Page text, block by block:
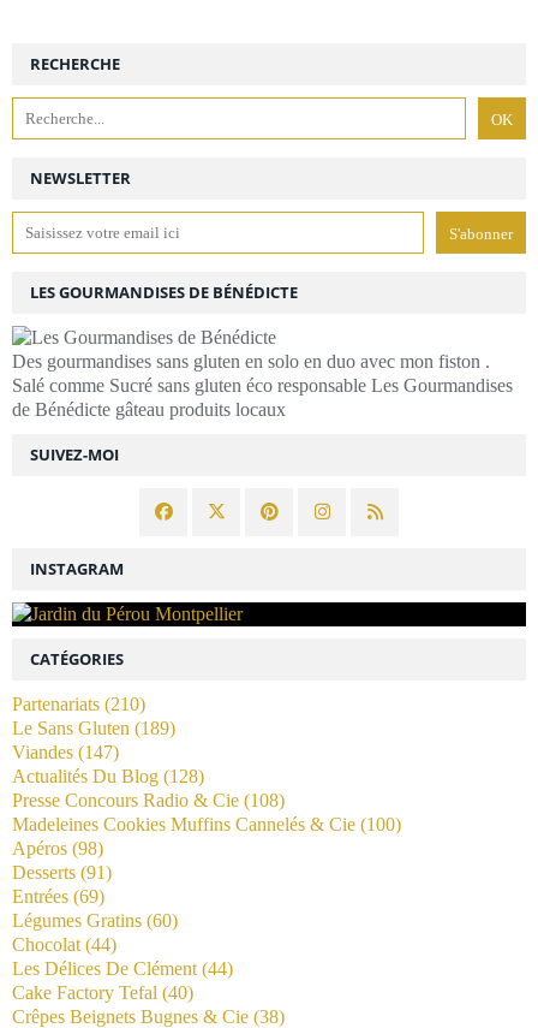
NEWSLETTER
SUIVEZ-MOI
RECHERCHE
LES GOURMANDISES DE BÉNÉDICTE
Des gourmandises sans gluten en solo en duo avec mon fiston .
Salé comme Sucré sans gluten éco responsable Les Gourmandises
de Bénédicte gâteau produits locaux
INSTAGRAM
CATÉGORIES
Partenariats (210)
Le Sans Gluten (189)
Viandes (147)
Actualités Du Blog (128)
Presse Concours Radio & Cie (108)
Madeleines Cookies Muffins Cannelés & Cie (100)
Apéros (98)
Desserts (91)
Entrées (69)
Légumes Gratins (60)
Chocolat (44)
Les Délices De Clément (44)
Cake Factory Tefal (40)
Crêpes Beignets Bugnes & Cie (38)